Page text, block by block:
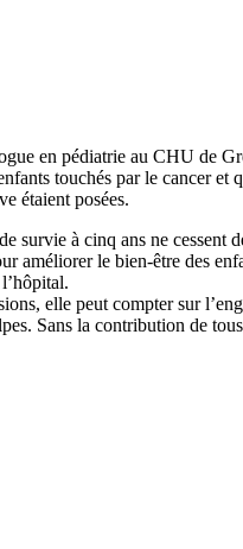
en pédiatrie au CHU de
touchés par le cancer
étaient posées.
survie à cinq ans ne cessent
améliorer le bien-être des
elle peut compter sur
Sans la contribution de